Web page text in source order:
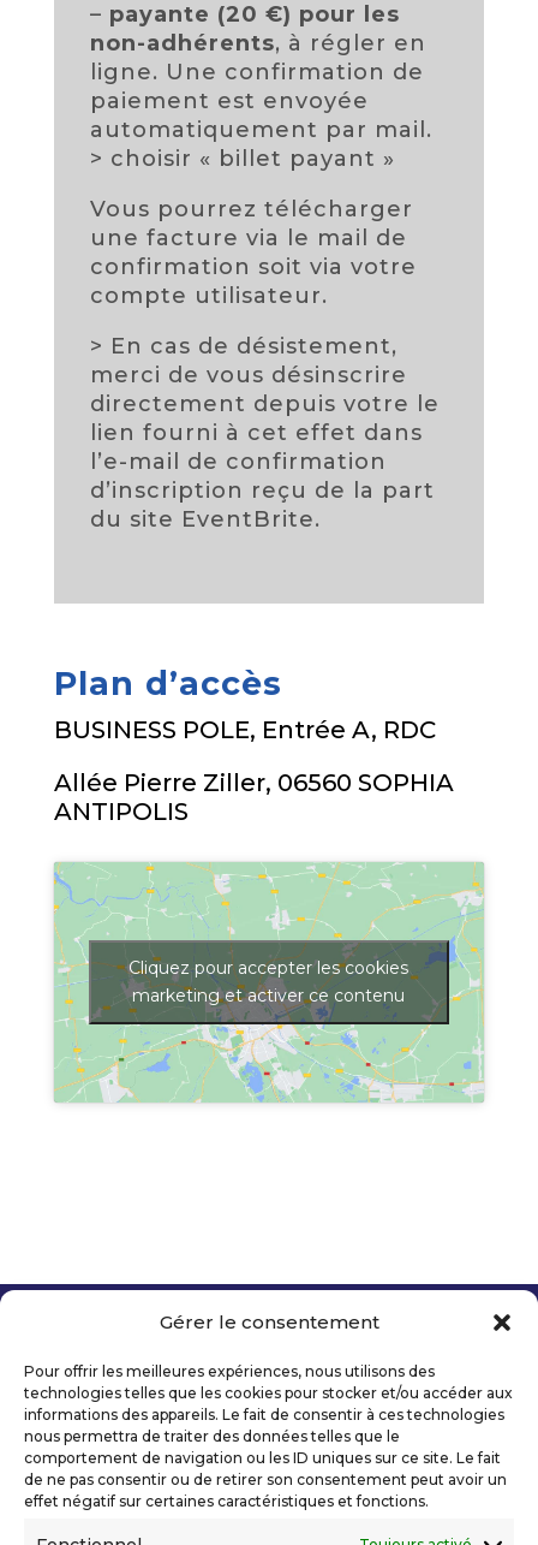
Gérer le consentement
Pour offrir les meilleures expériences, nous utilisons des
technologies telles que les cookies pour stocker et/ou accéder aux
informations des appareils. Le fait de consentir à ces technologies
nous permettra de traiter des données telles que le
comportement de navigation ou les ID uniques sur ce site. Le fait
de ne pas consentir ou de retirer son consentement peut avoir un
effet négatif sur certaines caractéristiques et fonctions.
– payante (20 €) pour les
non-adhérents, à régler en
ligne. Une confirmation de
paiement est envoyée
automatiquement par mail.
> choisir « billet payant »
Vous pourrez télécharger
une facture via le mail de
confirmation soit via votre
compte utilisateur.
> En cas de désistement,
merci de vous désinscrire
directement depuis votre le
lien fourni à cet effet dans
l’e-mail de confirmation
d’inscription reçu de la part
du site EventBrite.
Plan d’accès
BUSINESS POLE, Entrée A, RDC
Allée Pierre Ziller, 06560 SOPHIA
ANTIPOLIS
Cliquez pour accepter les cookies
marketing et activer ce contenu
Mentions légales
Politique de confidentialité
Déclaration d’accessibilité numérique
Ils nous soutiennent